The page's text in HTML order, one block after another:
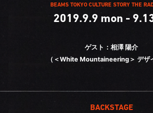
BEAMS TOKYO CULTURE STORY THE
2019.9.9 mon -
ゲスト：相澤 陽介
（＜White Mountaineering＞ デザ
BACKSTAGE